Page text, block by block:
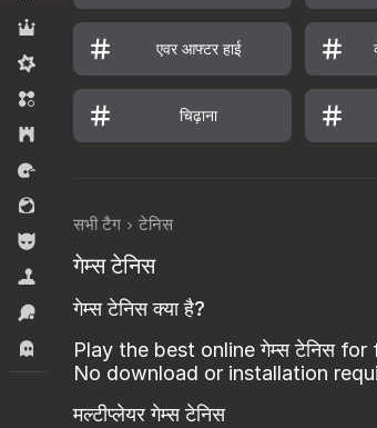
भूमिका निभाना
मैच 3
रणनीति
सिमूलेटर्स
स्पोर्ट्स
हॉरर.
एवर आफ्टर हाई
चिढ़ाना
सभी टैग टेनिस
गेम्स टेनिस
गेम्स टेनिस क्या है?
Play the best online गेम्स टेनिस
No download or installation
मल्टीप्लेयर गेम्स टेनिस